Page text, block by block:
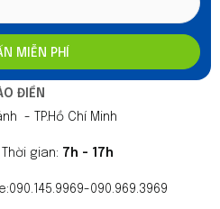
ĐIỀN
- TP.Hồ Chí Minh
Thời gian: 7h - 17h
090.145.9969-090.969.3969
MIỄN PHÍ